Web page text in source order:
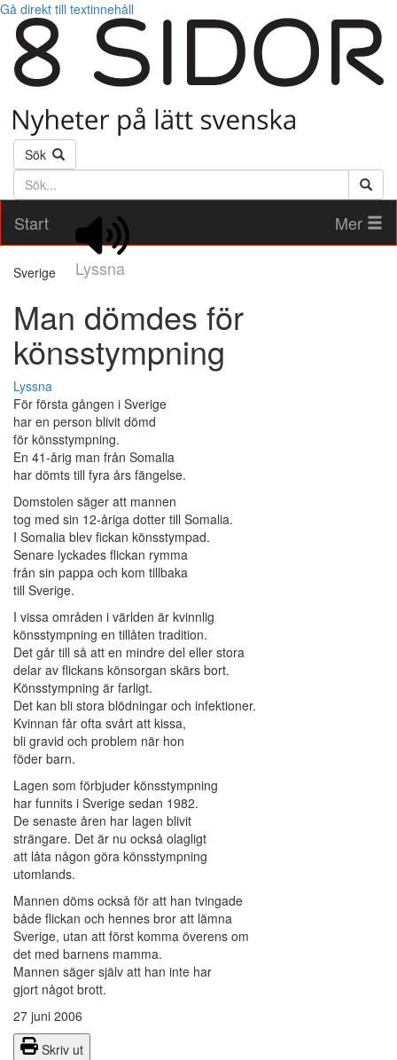
Gå direkt till textinnehåll
Sök
Söktext
Start
Lyssna
Mer
Sverige
Man dömdes för
könsstympning
Lyssna
För första gången i Sverige
har en person blivit dömd
för könsstympning.
En 41-årig man från Somalia
har dömts till fyra års fängelse.
Domstolen säger att mannen
tog med sin 12-åriga dotter till Somalia.
I Somalia blev fickan könsstympad.
Senare lyckades flickan rymma
från sin pappa och kom tillbaka
till Sverige.
I vissa områden i världen är kvinnlig
könsstympning en tillåten tradition.
Det går till så att en mindre del eller stora
delar av flickans könsorgan skärs bort.
Könsstympning är farligt.
Det kan bli stora blödningar och infektioner.
Kvinnan får ofta svårt att kissa,
bli gravid och problem när hon
föder barn.
Lagen som förbjuder könsstympning
har funnits i Sverige sedan 1982.
De senaste åren har lagen blivit
strängare. Det är nu också olagligt
att låta någon göra könsstympning
utomlands.
Mannen döms också för att han tvingade
både flickan och hennes bror att lämna
Sverige, utan att först komma överens om
det med barnens mamma.
Mannen säger själv att han inte har
gjort något brott.
27 juni 2006
Skriv ut